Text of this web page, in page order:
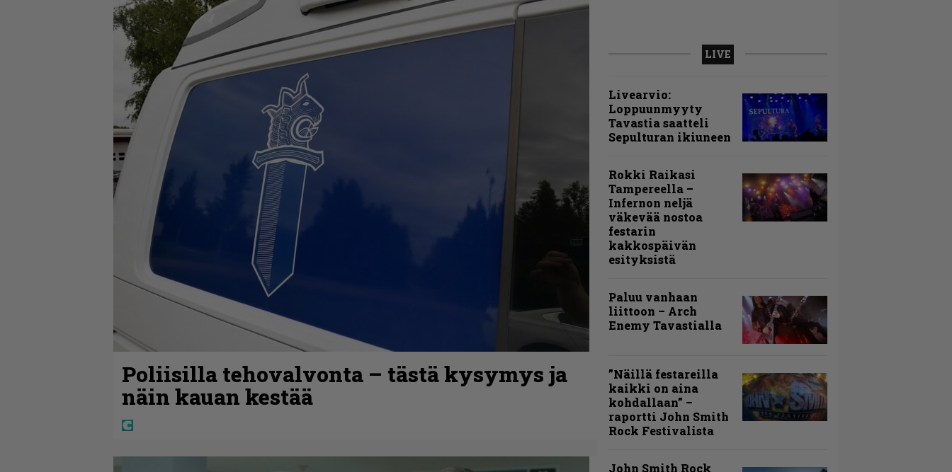
Poliisilla tehovalvonta – tästä kysymys ja
näin kauan kestää
LIVE
Livearvio:
Loppuunmyyty
Tavastia saatteli
Sepulturan ikiuneen
Rokki Raikasi
Tampereella –
Infernon neljä
väkevää nostoa
festarin
kakkospäivän
esityksistä
Paluu vanhaan
liittoon – Arch
Enemy Tavastialla
”Näillä festareilla
kaikki on aina
kohdallaan” –
raportti John Smith
Rock Festivalista
John Smith Rock